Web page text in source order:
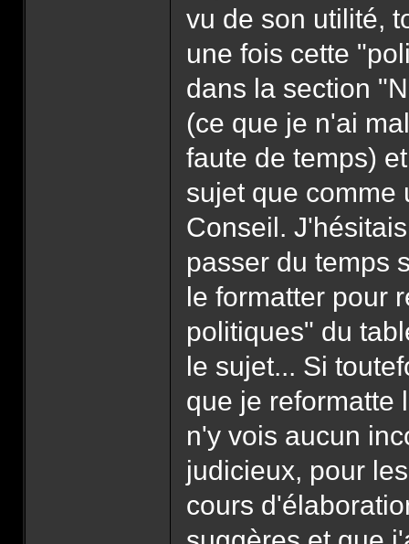
vu de son utilité,
une fois cette
dans la section
(ce que je n'ai
faute de temps)
sujet que comme
Conseil.
passer du temps
le formatter pour
politiques" du
le sujet... Si
que je reformatte
n'y vois aucun
judicieux, pour
cours